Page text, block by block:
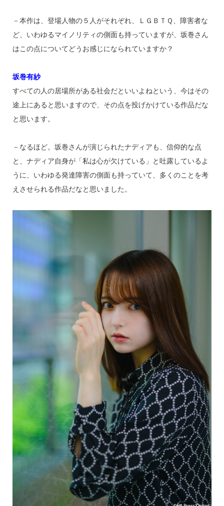
－本作は、登場人物の５人がそれぞれ、ＬＧＢＴＱ、障害者な
ど、いわゆるマイノリティの側面も持っていますが、坂巻さん
はこの点についてどうお感じになられていますか？
坂巻有紗
すべての人の居場所がある社会だといいよねという、今はその
途上にあると思いますので、その点を投げかけている作品だな
と思います。
－なるほど。坂巻さんが演じられたナディアも、信仰的な点
と、ナディア自身が「私は心が欠けている」と吐露しているよ
うに、いわゆる発達障害の側面も持っていて、多くのことを考
えさせられる作品だなと思いました。